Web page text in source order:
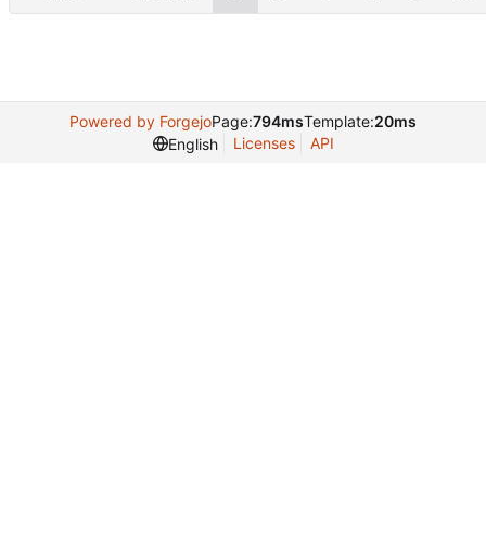
Powered by ForgejoPage:794msTemplate:20ms
English
Licenses API